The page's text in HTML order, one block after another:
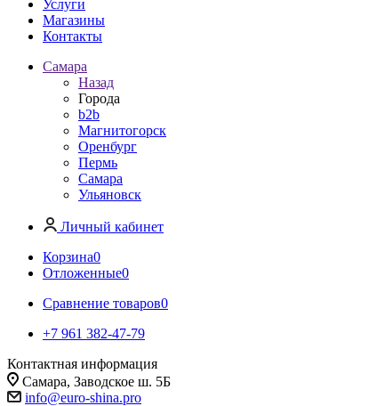
Услуги
Магазины
Контакты
Самара
Назад
Города
b2b
Магнитогорск
Оренбург
Пермь
Самара
Ульяновск
Личный кабинет
Корзина0
Отложенные0
Сравнение товаров0
+7 961 382-47-79
Контактная информация
Самара, Заводское ш. 5Б
info@euro-shina.pro